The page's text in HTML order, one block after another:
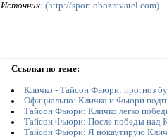
Источник: (http://sport.obozrevatel.com)
Ссылки по теме:
Кличко - Тайсон Фьюри: прогноз
Официально: Кличко и Фьюри
Тайсон Фьюри: Кличко легко
Тайсон Фьюри: После победы над
Тайсон Фьюри: Я нокаутирую